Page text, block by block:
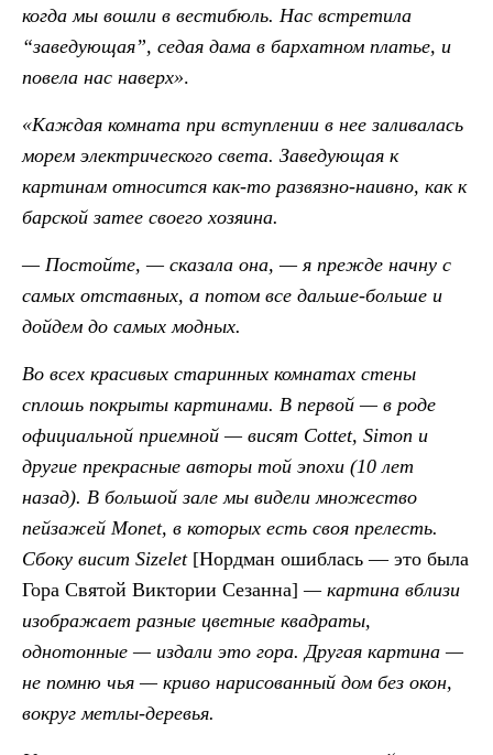
когда мы вошли в вестибюль. Нас встретила
“заведующая”, седая дама в бархатном платье, и
повела нас наверх».
«Каждая комната при вступлении в нее заливалась
морем электрического света. Заведующая к
картинам относится как-то развязно-наивно, как к
барской затее своего хозяина.
— Постойте, — сказала она, — я прежде начну с
самых отставных, а потом все дальше-больше и
дойдем до самых модных.
Во всех красивых старинных комнатах стены
сплошь покрыты картинами. В первой — в роде
официальной приемной — висят Cottet, Simon и
другие прекрасные авторы той эпохи (10 лет
назад). В большой зале мы видели множество
пейзажей Monet, в которых есть своя прелесть.
Сбоку висит Sizelet [Нордман ошиблась — это была
Гора Святой Виктории Сезанна] — картина вблизи
изображает разные цветные квадраты,
однотонные — издали это гора. Другая картина —
не помню чья — криво нарисованный дом без окон,
вокруг метлы-деревья.